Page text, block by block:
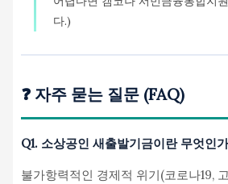
다.)
❓ 자주 묻는 질문 (FAQ)
Q1. 소상공인 새출발기금이란 무엇인
불가항력적인 경제적 위기(코로나19,